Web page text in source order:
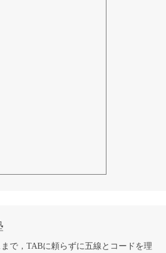
で，TABに頼らずに五線とコードを理